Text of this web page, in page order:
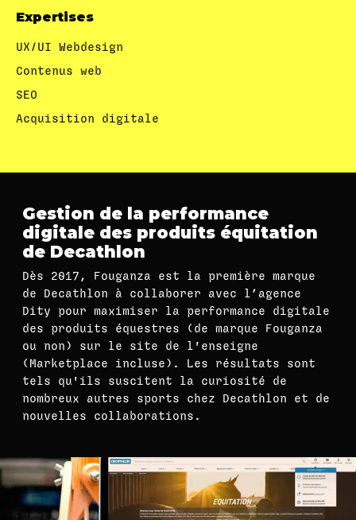
Expertises
UX/UI Webdesign
Contenus web
SEO
Acquisition digitale
Gestion de la performance
digitale des produits équitation
de Decathlon
Dès 2017, Fouganza est la première marque
de Decathlon à collaborer avec l’agence
Dity pour maximiser la performance digitale
des produits équestres (de marque Fouganza
ou non) sur le site de l'enseigne
(Marketplace incluse). Les résultats sont
tels qu'ils suscitent la curiosité de
nombreux autres sports chez Decathlon et de
nouvelles collaborations.